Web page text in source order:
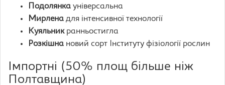
Подолянка універсальна
Мирлена для інтенсивної технології
Куяльникранньостигла
Розкішна новий сорт Інституту фізіології рослин
Імпортні (50% площ більше ніж
Полтавщина)